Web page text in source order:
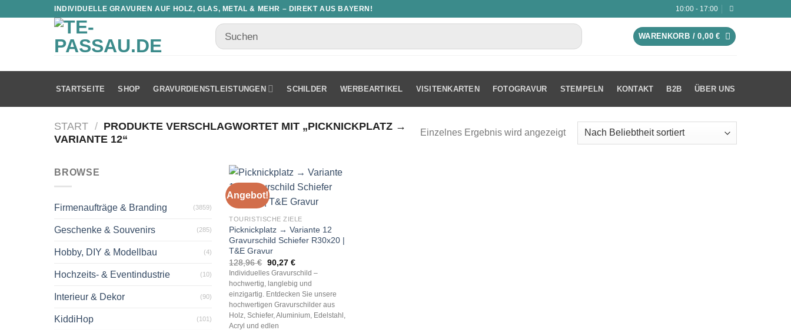
INDIVIDUELLE GRAVUREN AUF HOLZ, GLAS, METAL & MEHR – DIREKT AUS BAYERN! 10:00 - 17:00
WARENKORB /0,00€
STARTSEITE SHOP GRAVURDIENSTLEISTUNGEN SCHILDER WERBEARTIKEL VISITENKARTEN FOTOGRAVUR STEMPELN KONTAKT B2B ÜBER UNS
START / PRODUKTE VERSCHLAGWORTET MIT „PICKNICKPLATZ →
VARIANTE 12“
Einzelnes Ergebnis wird angezeigt
BROWSE
Firmenaufträge & Branding (3859)
Geschenke & Souvenirs (285)
Hobby, DIY & Modellbau (4)
Hochzeits- & Eventindustrie (10)
Interieur & Dekor (90)
KiddiHop (101)
Angebot!
TOURISTISCHE ZIELE
Picknickplatz → Variante 12
Gravurschild Schiefer R30x20 |
T&E Gravur
128,96€ Ursprünglicher
Preis
war:
128,96 €
90,27 €Aktueller
Preis
ist:
90,27 €.
Individuelles Gravurschild –
hochwertig, langlebig und
einzigartig. Entdecken Sie unsere
hochwertigen Gravurschilder aus
Holz, Schiefer, Aluminium, Edelstahl,
Acryl und edlen